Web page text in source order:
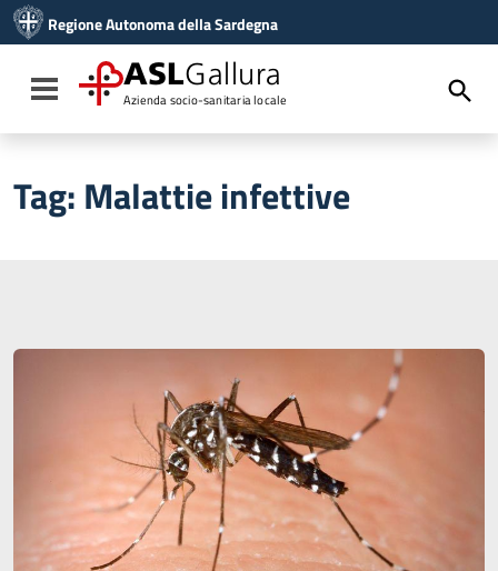
Vai al menu di navigazione
Vai al footer
Regione Autonoma della Sardegna
Toggle navigation
ASLGallura
Azienda socio-sanitaria locale
Tag: Malattie infettive